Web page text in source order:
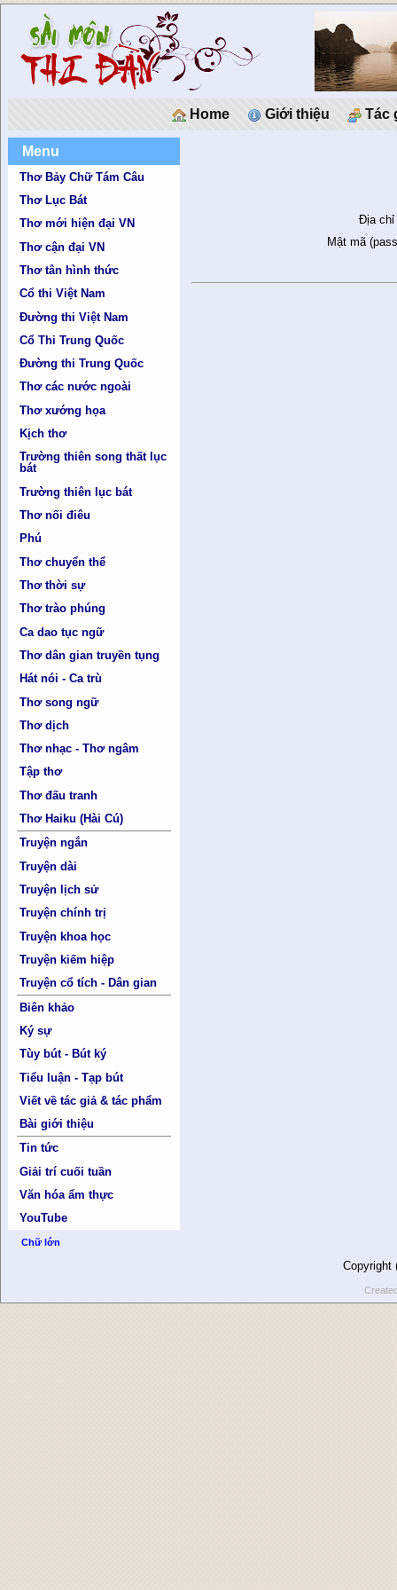
Home Giới thiệu Tác
Menu
Thơ Bảy Chữ Tám Câu
Thơ Lục Bát
Thơ mới hiện đại VN
Thơ cận đại VN
Thơ tân hình thức
Cổ thi Việt Nam
Đường thi Việt Nam
Cổ Thi Trung Quốc
Đường thi Trung Quốc
Thơ các nước ngoài
Thơ xướng họa
Kịch thơ
Trường thiên song thất lục
bát
Trường thiên lục bát
Thơ nối điêu
Phú
Thơ chuyển thể
Thơ thời sự
Thơ trào phúng
Ca dao tục ngữ
Thơ dân gian truyền tụng
Hát nói - Ca trù
Thơ song ngữ
Thơ dịch
Thơ nhạc - Thơ ngâm
Tập thơ
Thơ đấu tranh
Thơ Haiku (Hài Cú)
Truyện ngắn
Truyện dài
Truyện lịch sử
Truyện chính trị
Truyện khoa học
Truyện kiếm hiệp
Truyện cổ tích - Dân gian
Biên khảo
Ký sự
Tùy bút - Bút ký
Tiểu luận - Tạp bút
Viết về tác giả & tác phẩm
Bài giới thiệu
Tin tức
Giải trí cuối tuần
Văn hóa ẩm thực
YouTube
Chữ lớn
Địa chỉ
Mật mã
Copyright